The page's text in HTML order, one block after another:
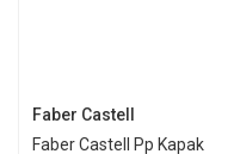
Faber Castell
Faber Castell Pp Kapak